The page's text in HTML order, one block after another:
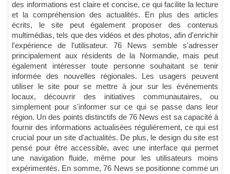
des informations est claire et concise, ce qui facilite la lecture
et la compréhension des actualités. En plus des articles
écrits, le site peut également proposer des contenus
multimédias, tels que des vidéos et des photos, afin d'enrichir
l'expérience de l'utilisateur. 76 News semble s'adresser
principalement aux résidents de la Normandie, mais peut
également intéresser toute personne souhaitant se tenir
informée des nouvelles régionales. Les usagers peuvent
utiliser le site pour se mettre à jour sur les événements
locaux, découvrir des initiatives communautaires, ou
simplement pour s'informer sur ce qui se passe dans leur
région. Un des points distinctifs de 76 News est sa capacité à
fournir des informations actualisées régulièrement, ce qui est
crucial pour un site d'actualités. De plus, le design du site est
pensé pour être accessible, avec une interface qui permet
une navigation fluide, même pour les utilisateurs moins
expérimentés. En somme, 76 News se positionne comme un